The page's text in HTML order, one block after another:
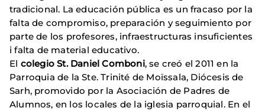
tradicional. La educación pública es un fracaso por la
falta de compromiso, preparación y seguimiento por
parte de los profesores, infraestructuras insuficientes
i falta de material educativo.
El colegio St. Daniel Comboni, se creó el 2011 en la
Parroquia de la Ste. Trinité de Moïssala, Diócesis de
Sarh, promovido por la Asociación de Padres de
Alumnos, en los locales de la iglesia parroquial. En el